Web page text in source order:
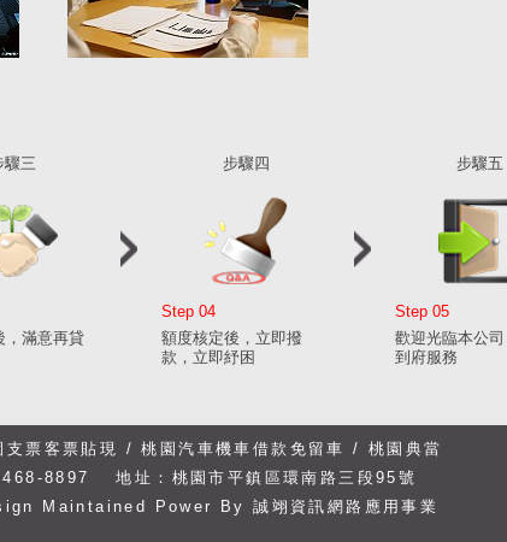
驟三
，滿意再貸
步驟四
Step 04
額度核定後，立即撥
款，立即紓困
步驟五
Step 05
歡迎光臨本公
到府服務
支票客票貼現 / 桃園汽車機車借款免留車 /桃園典當
468-8897
地址：桃園市平鎮區環南路三段95號
Maintained Power By誠翊資訊網路應用事業